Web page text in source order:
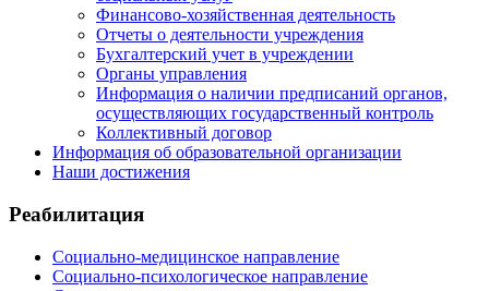
Финансово-хозяйственная деятельность
Отчеты о деятельности учреждения
Бухгалтерский учет в учреждении
Органы управления
Информация о наличии предписаний органов,
осуществляющих государственный контроль
Коллективный договор
Информация об образовательной организации
Наши достижения
Реабилитация
Социально-медицинское направление
Социально-психологическое направление